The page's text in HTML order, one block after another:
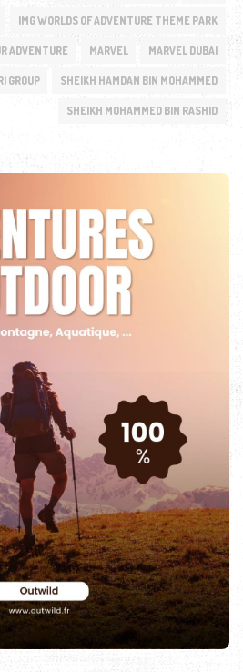
IMG WORLDS OF ADVENTURE THEME PARK
ADVENTURE MARVEL MARVEL DUBAI
GROUP SHEIKH HAMDAN BIN MOHAMMED
SHEIKH MOHAMMED BIN RASHID